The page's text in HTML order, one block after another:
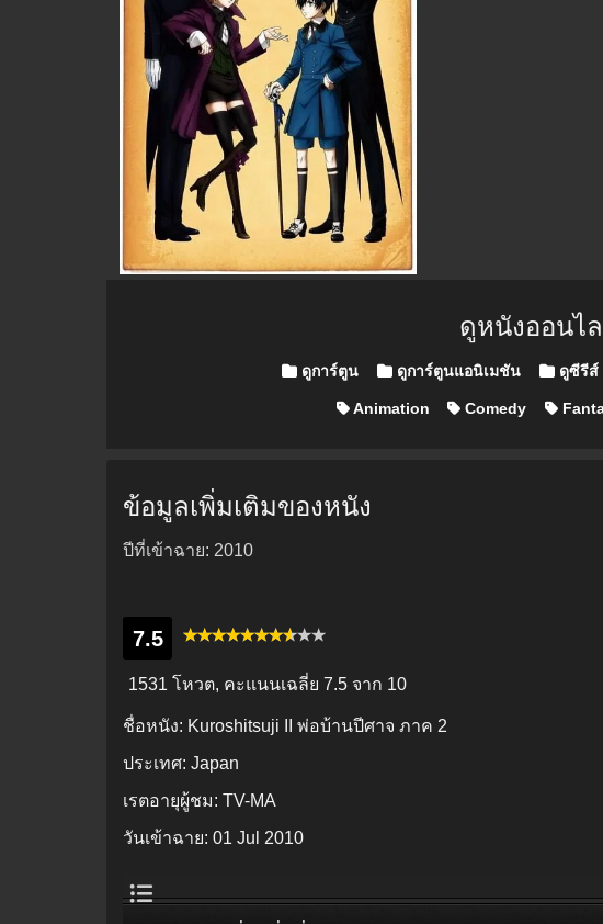
ดูหนังออนไ
Posted in
ดูการ์ตูน ดูการ์ตูนแอนิเมชัน ดูซีรีส์
Animation Comedy
ข้อมูลเพิ่มเติมของหนัง
ปีที่เข้าฉาย: 2010
7.5
1531 โหวต, คะแนนเฉลี่ย 7.5 จาก 10
ชื่อหนัง: Kuroshitsuji II พ่อบ้านปีศาจ ภาค 2
ประเทศ: Japan
เรตอายุผู้ชม: TV-MA
วันเข้าฉาย: 01 Jul 2010